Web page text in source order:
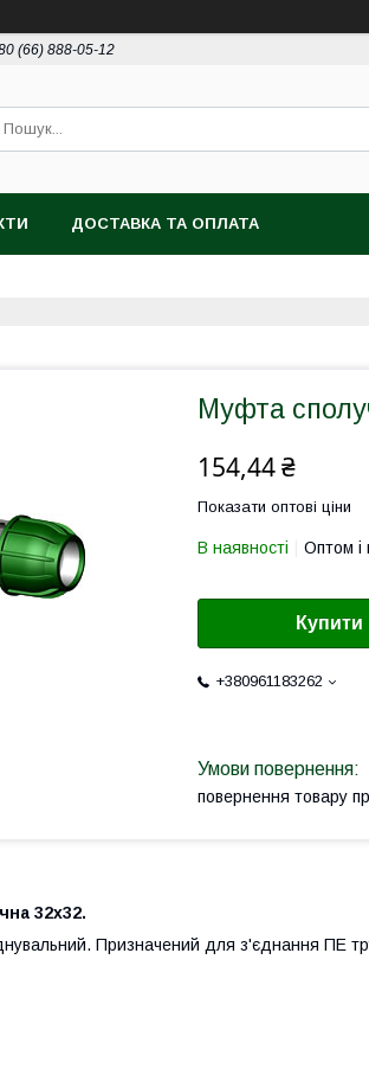
(66) 888-05-12
ДОСТАВКА ТА ОПЛАТА
Муфта
154,44 ₴
Показати оптові ціни
В наявності Оптом і
Купити
+380961183262
повернення товару
32х32.
Призначений для з'єднання ПЕ